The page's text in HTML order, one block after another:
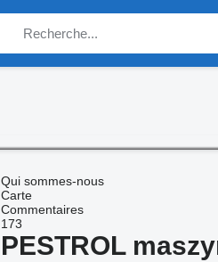
Qui sommes-nous
Carte
Commentaires
173
PESTROL